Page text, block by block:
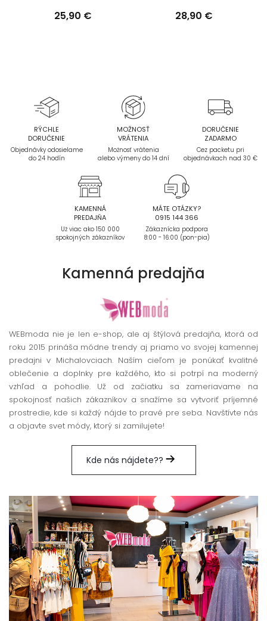
25,90 € 28,90 €
RÝCHLE
DORUČENIE
Objednávky odosielame
do 24 hodín
MOŽNOSŤ
VRÁTENIA
Možnosť vrátenia
alebo výmeny do 14 dní
DORUČENIE
ZADARMO
Cez packetu pri
objednávkach nad 30 €
KAMENNÁ
PREDAJŇA
Už viac ako 150 000
spokojných zákazníkov
MÁTE OTÁZKY?
0915 144 366
Zákaznícka podpora
8:00 - 16:00 (pon-pia)
Kamenná predajňa
WEBmoda nie je len e-shop, ale aj štýlová predajňa, ktorá od
roku 2015 prináša módne trendy aj priamo vo svojej kamennej
predajni v Michalovciach. Naším cieľom je ponúkať kvalitné
oblečenie a doplnky pre každého, kto si potrpí na moderný
vzhľad a pohodlie. Už od začiatku sa zameriavame na
spokojnosť našich zákazníkov a snažíme sa vytvoriť príjemné
prostredie, kde si každý nájde to pravé pre seba. Navštívte nás
a objavte svet módy, ktorý si zamilujete!
Kde nás nájdete??